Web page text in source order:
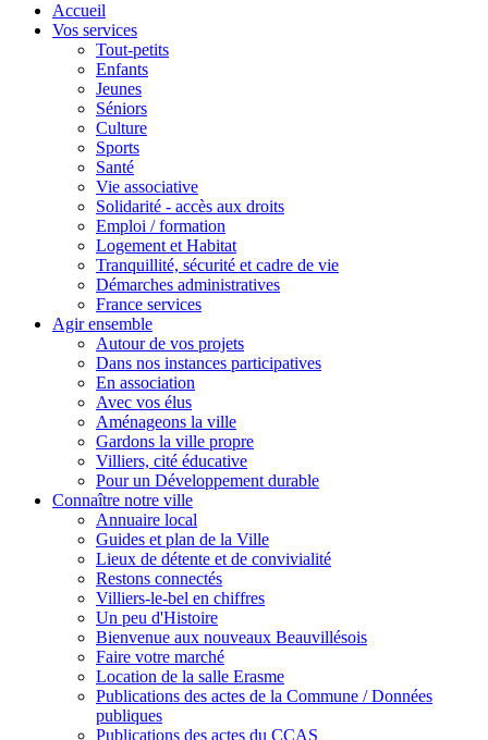
Accueil
Vos services
Tout-petits
Enfants
Jeunes
Séniors
Culture
Sports
Santé
Vie associative
Solidarité - accès aux droits
Emploi / formation
Logement et Habitat
Tranquillité, sécurité et cadre de vie
Démarches administratives
France services
Agir ensemble
Autour de vos projets
Dans nos instances participatives
En association
Avec vos élus
Aménageons la ville
Gardons la ville propre
Villiers, cité éducative
Pour un Développement durable
Connaître notre ville
Annuaire local
Guides et plan de la Ville
Lieux de détente et de convivialité
Restons connectés
Villiers-le-bel en chiffres
Un peu d'Histoire
Bienvenue aux nouveaux Beauvillésois
Faire votre marché
Location de la salle Erasme
Publications des actes de la Commune / Données
publiques
Publications des actes du CCAS